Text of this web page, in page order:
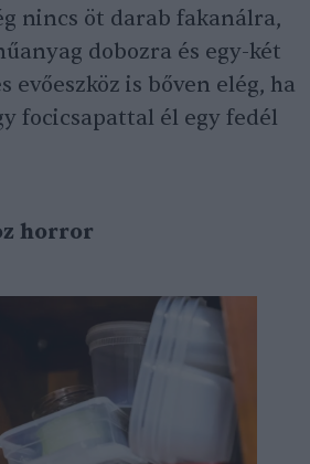
nincs öt darab fakanálra,
dobozra és egy-két
evőeszköz is bőven elég, ha
focicsapattal él egy fedél
horror